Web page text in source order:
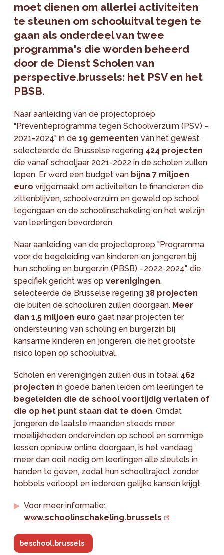
moet dienen om allerlei activiteiten
te steunen om schooluitval tegen te
gaan als onderdeel van twee
programma's die worden beheerd
door de Dienst Scholen van
perspective.brussels: het PSVen het
PBSB.
Naar aanleiding van de projectoproep
"Preventieprogramma tegen Schoolverzuim (PSV) –
2021-2024" in de19 gemeentenvan het gewest,
selecteerde de Brusselse regering 424 projecten
die vanaf schooljaar 2021-2022 in de scholen zullen
lopen. Er werd een budget van bijna 7 miljoen
eurovrijgemaakt om activiteiten te financieren die
zittenblijven, schoolverzuim en geweld op school
tegengaan en de schoolinschakeling en het welzijn
van leerlingen bevorderen.
Naar aanleiding van de projectoproep "Programma
voor de begeleiding van kinderen en jongeren bij
hun scholing en burgerzin (PBSB) –2022-2024", die
specifiek gericht was opverenigingen,
selecteerde de Brusselse regering 38 projecten
die buiten de schooluren zullen doorgaan. Meer
dan 1,5 miljoen euro gaat naar projecten ter
ondersteuning van scholing en burgerzin bij
kansarme kinderen en jongeren, die het grootste
risico lopen op schooluitval.
Scholen en verenigingen zullen dus in totaal 462
projecten in goede banen leiden om leerlingen te
begeleiden die de school voortijdig verlaten of
die op het punt staan dat te doen. Omdat
jongeren de laatste maanden steeds meer
moeilijkheden ondervinden op school en sommige
lessen opnieuw online doorgaan, is het vandaag
meer dan ooit nodig om leerlingen alle sleutels in
handen te geven, zodat hun schooltraject zonder
hobbels verloopt en iedereen gelijke kansen krijgt.
Voor meer informatie:
www.schoolinschakeling.brussels
beschool.brussels